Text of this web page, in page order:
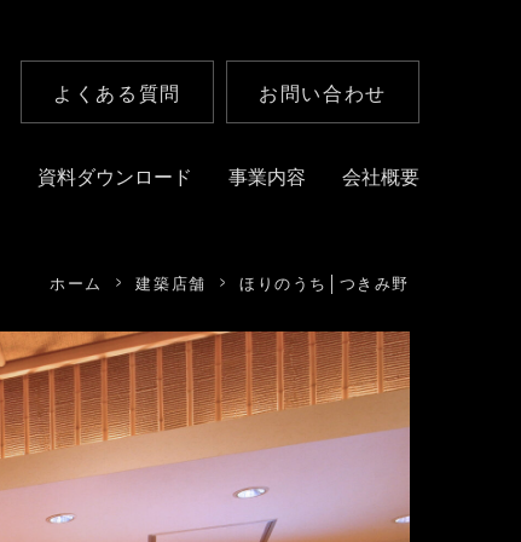
よくある質問 お問い合わせ
資料ダウンロード 事業内容 会社概要
ホーム 建築店舗 ほりのうち│つきみ野